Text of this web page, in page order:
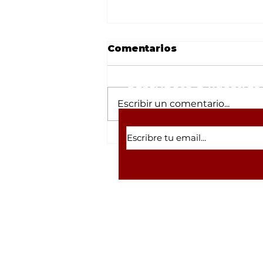
Periodista de Televisa
pide 'balas de goma'
Buscadoras
Comentarios
Escribir un comentario...
Suscríbete a